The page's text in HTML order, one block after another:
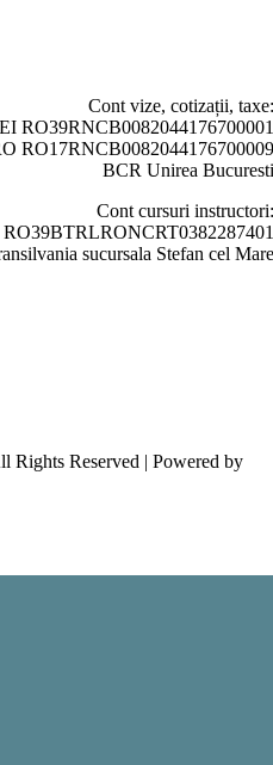
Cont vize, cotizații, taxe:
RO39RNCB0082044176700001
RO17RNCB0082044176700009
BCR Unirea Bucuresti
Cont cursuri instructori:
sucursala Stefan cel Mare
Rights Reserved | Powered by